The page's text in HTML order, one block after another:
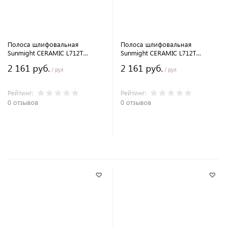
Полоса шлифовальная
Sunmight CERAMIC L712T
перфорацией 12м.
2 161 руб. / рул
Рейтинг:
0 отзывов
Полоса шлифовальная
Sunmight CERAMIC L712T
перфорацией 12м.
2 161 руб. / рул
Рейтинг:
0 отзывов